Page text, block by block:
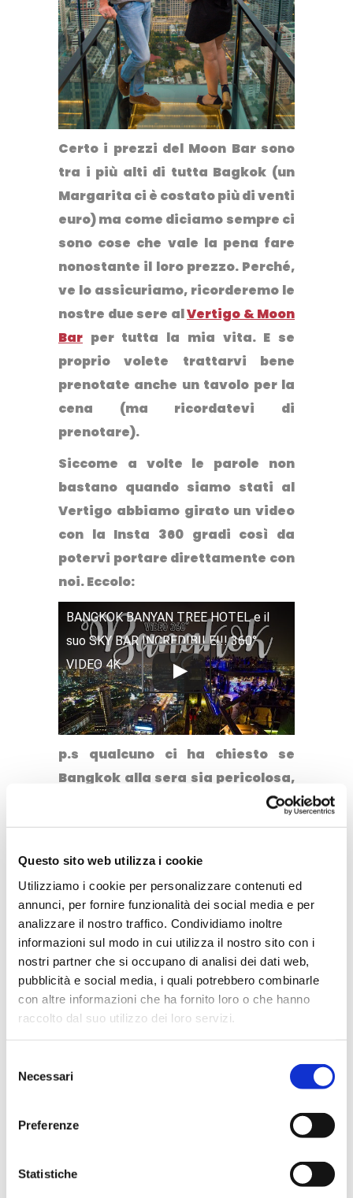
Questo sito web utilizza i cookie
Utilizziamo i cookie per personalizzare contenuti ed
annunci, per fornire funzionalità dei social media e per
analizzare il nostro traffico. Condividiamo inoltre
informazioni sul modo in cui utilizza il nostro sito con i
nostri partner che si occupano di analisi dei dati web,
pubblicità e social media, i quali potrebbero combinarle
con altre informazioni che ha fornito loro o che hanno
raccolto dal suo utilizzo dei loro servizi.
delNecessari
Preferenze
Statistiche
Certo i prezzi del Moon Bar sono
tra i più alti di tutta Bagkok (un
Margarita ci è costato più di venti
euro) ma come diciamo sempre ci
sono cose che vale la pena fare
nonostante il loro prezzo. Perché,
ve lo assicuriamo, ricorderemo le
nostre due sere alVertigo & Moon
Bar per tutta la mia vita. E se
proprio volete trattarvi bene
prenotate anche un tavolo per la
cena (ma ricordatevi di
prenotare).
Siccome a volte le parole non
bastano quando siamo stati al
Vertigo abbiamo girato un video
con la Insta 360 gradi così da
potervi portare direttamente con
noi. Eccolo:
BANGKOK BANYAN TREE HOTEL e il
suo SKY BAR INCREDIBILE!!! 360°
VIDEO 4K
p.s qualcuno ci ha chiesto se
Bangkok alla sera sia pericolosa,
come sempre la nostra risposta è
una sola: usate il buonsenso e
ho mai avuto, e sottolineo mai,
paura che potesse succedermi
qualcosa di brutto. I thailandesi
sono un popolo gentile non mi
stancherò mai di dirlo.
p.p.s se siete alla ricerca di altri
articoli sulla Thailandia aquesto
link